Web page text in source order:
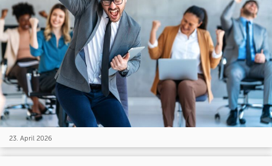
23. April 2026